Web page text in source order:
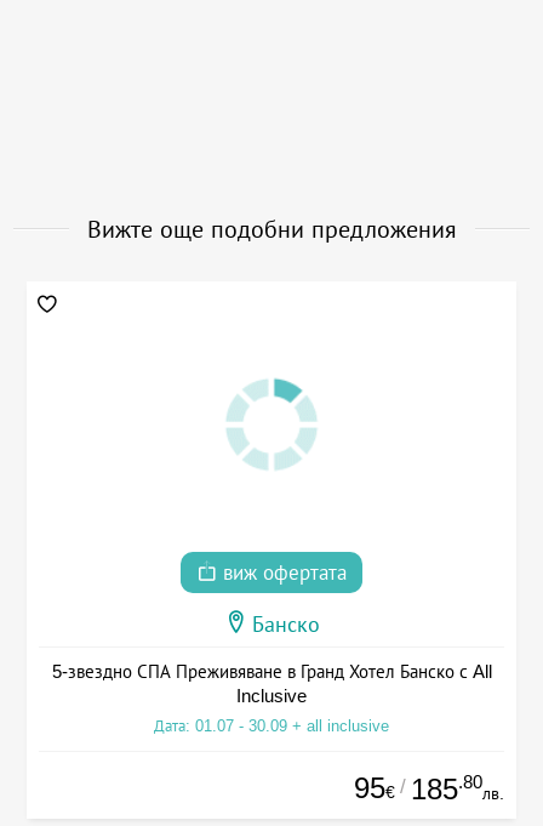
Вижте още подобни предложения
виж офертата
Банско
5-звездно СПА Преживяване в Гранд Хотел Банско с All
Inclusive
Дата: 01.07 - 30.09 + all inclusive
95€ / 185.80
лв.